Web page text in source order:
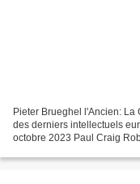
Pieter Brueghel l'Ancien: La
des derniers intellectuels
octobre 2023 Paul Craig